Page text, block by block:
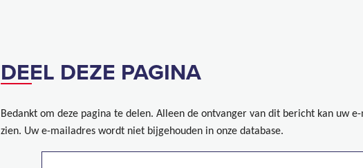
DEEL DEZE PAGINA
Bedankt om deze pagina te delen. Alleen de ontvanger van dit bericht kan uw
zien. Uw e-mailadres wordt niet bijgehouden in onze database.